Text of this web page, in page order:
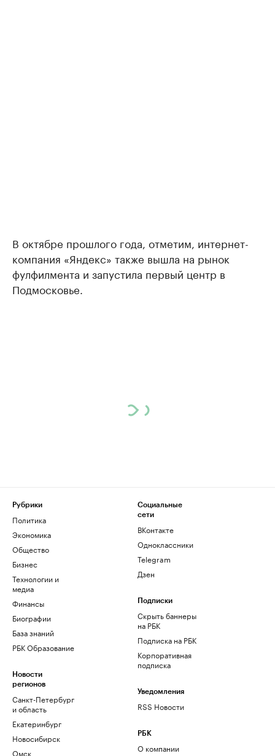
В октябре прошлого года, отметим, интернет-
компания «Яндекс» также вышла на рынок
фулфилмента и запустила первый центр в
Подмосковье.
Рубрики
Политика
Экономика
Общество
Бизнес
Технологии и
медиа
Финансы
Биографии
База знаний
РБК Образование
Новости
регионов
Санкт-Петербург
и область
Екатеринбург
Новосибирск
Омск
Социальные
сети
ВКонтакте
Одноклассники
Telegram
Дзен
Подписки
Скрыть баннеры
на РБК
Подписка на РБК
Корпоративная
подписка
Уведомления
RSS Новости
РБК
О компании